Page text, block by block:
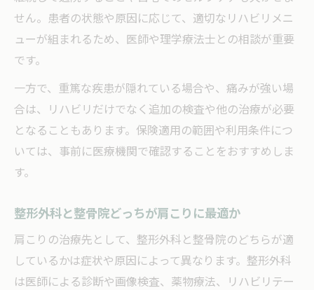
せん。患者の状態や原因に応じて、適切なリハビリメニ
ューが組まれるため、医師や理学療法士との相談が重要
です。
一方で、重篤な疾患が隠れている場合や、痛みが強い場
合は、リハビリだけでなく追加の検査や他の治療が必要
となることもあります。保険適用の範囲や利用条件につ
いては、事前に医療機関で確認することをおすすめしま
す。
整形外科と整骨院どっちが肩こりに最適か
肩こりの治療先として、整形外科と整骨院のどちらが適
しているかは症状や原因によって異なります。整形外科
は医師による診断や画像検査、薬物療法、リハビリテー